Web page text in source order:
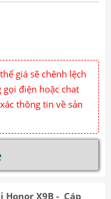
giá sẽ chênh lệch
điện hoặc chat
thông tin về sản
Honor X9B - Cáp